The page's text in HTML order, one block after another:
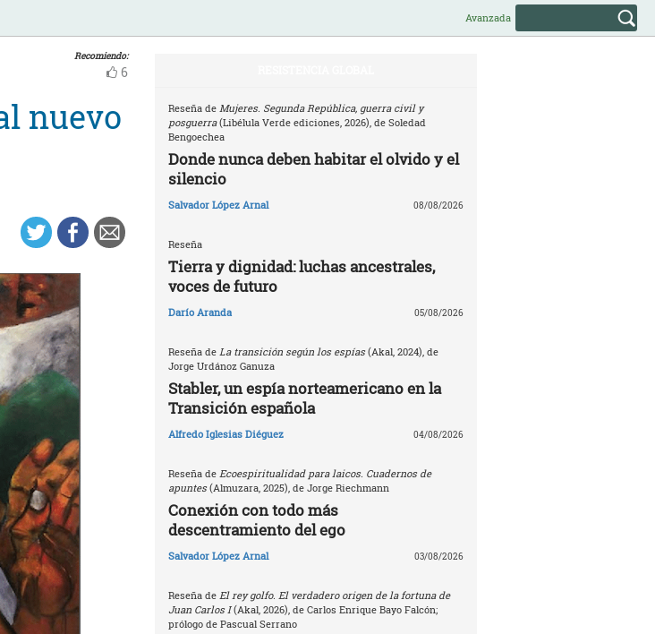
Avanzada
Recomiendo:
6
nuevo
Reseña de Mujeres. Segunda República, guerra civil y
posguerra(Libélula Verde ediciones, 2026), de Soledad
Bengoechea
Donde nunca deben habitar el olvido y el
silencio
Salvador López Arnal 08/08/2026
Reseña
Tierra y dignidad: luchas ancestrales,
voces de futuro
Darío Aranda 05/08/2026
Reseña de La transición según los espías(Akal, 2024), de
Jorge Urdánoz Ganuza
Stabler, un espía norteamericano en la
Transición española
Alfredo Iglesias Diéguez 04/08/2026
Reseña de Ecoespiritualidad para laicos. Cuadernos de
apuntes(Almuzara, 2025), de Jorge Riechmann
Conexión con todo más
descentramiento del ego
Salvador López Arnal 03/08/2026
Reseña de El rey golfo. El verdadero origen de la fortuna de
Juan Carlos I(Akal, 2026), de Carlos Enrique Bayo Falcón;
prólogo de Pascual Serrano